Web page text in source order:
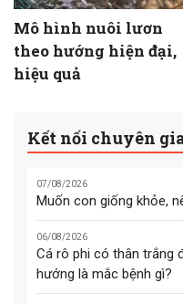
Mô hình nuôi lươn
theo hướng hiện đại,
hiệu quả
Kết nối chuyên
07/08/2026
Muốn con giống khỏe,
06/08/2026
Cá rô phi có thân trắng
hướng là mắc bệnh gì?